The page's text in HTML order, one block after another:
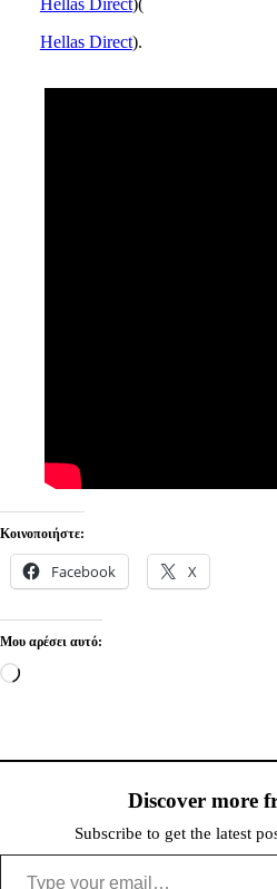
Hellas Direct).
Κοινοποιήστε:
Facebook X
Μου αρέσει αυτό:
Loading…
Discover more
Subscribe to get the latest
Type your email…